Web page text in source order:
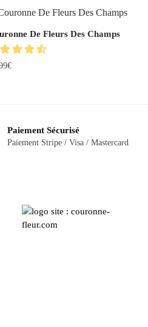
De Fleurs Des Champs
€
Paiement Sécurisé
Paiement Stripe / Visa / Mastercard